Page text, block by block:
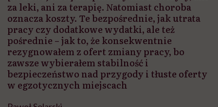
za leki, ani za terapię. Natomiast choroba
oznacza koszty. Te bezpośrednie, jak utrata
pracy czy dodatkowe wydatki, ale też
pośrednie – jak to, że konsekwentnie
rezygnowałem z ofert zmiany pracy, bo
zawsze wybierałem stabilność i
bezpieczeństwo nad przygody i tłuste oferty
w egzotycznych miejscach